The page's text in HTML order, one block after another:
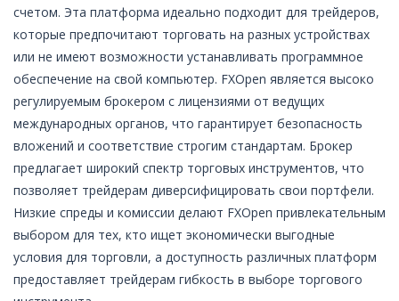
счетом. Эта платформа идеально подходит для трейдеров,
которые предпочитают торговать на разных устройствах
или не имеют возможности устанавливать программное
обеспечение на свой компьютер. FXOpen является высоко
регулируемым брокером с лицензиями от ведущих
международных органов, что гарантирует безопасность
вложений и соответствие строгим стандартам. Брокер
предлагает широкий спектр торговых инструментов, что
позволяет трейдерам диверсифицировать свои портфели.
Низкие спреды и комиссии делают FXOpen привлекательным
выбором для тех, кто ищет экономически выгодные
условия для торговли, а доступность различных платформ
предоставляет трейдерам гибкость в выборе торгового